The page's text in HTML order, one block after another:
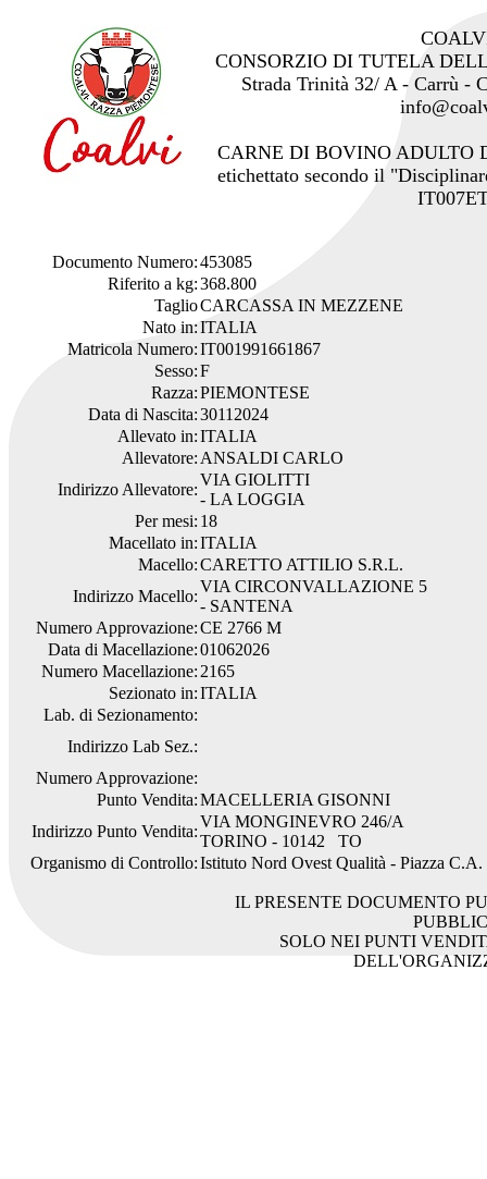
CONSORZIO DI TUTELA
Strada Trinità 32/ A - Carrù -
CARNE DI BOVINO ADULTO
etichettato secondo il
Documento Numero:453085
Riferito a kg:368.800
TaglioCARCASSA IN MEZZENE
Nato in:ITALIA
Matricola Numero:IT001991661867
Sesso:F
Razza:PIEMONTESE
Data di Nascita:30112024
Allevato in:ITALIA
Allevatore: ANSALDI CARLO
Indirizzo Allevatore:
VIA GIOLITTI
- LA LOGGIA
Per mesi: 18
Macellato in:ITALIA
Macello:CARETTO ATTILIO S.R.L.
Indirizzo Macello:
VIA CIRCONVALLAZIONE 5
- SANTENA
Numero Approvazione:CE 2766 M
Data di Macellazione:01062026
Numero Macellazione: 2165
Sezionato in:ITALIA
Lab. di Sezionamento:
Indirizzo Lab Sez.:
Numero Approvazione:
Punto Vendita:MACELLERIA GISONNI
Indirizzo Punto Vendita:
VIA MONGINEVRO 246/A
TORINO - 10142 TO
Organismo di Controllo:Istituto Nord Ovest Qualità - Piazza
IL PRESENTE DOCUMENTO
SOLO NEI PUNTI